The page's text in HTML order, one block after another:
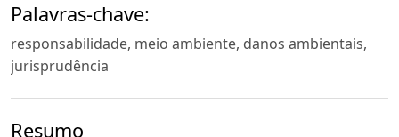
Palavras-chave:
responsabilidade, meio ambiente, danos ambientais,
jurisprudência
Resumo